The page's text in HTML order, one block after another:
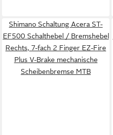
Shimano Schaltung Acera ST-
EF500 Schalthebel / Bremshebel
Rechts, 7-fach 2 Finger EZ-Fire
Plus V-Brake mechanische
Scheibenbremse MTB